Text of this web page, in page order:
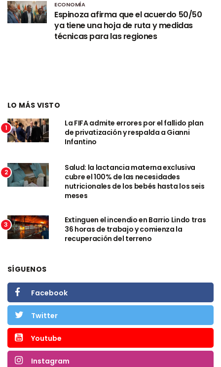
ECONOMÍA
Espinoza afirma que el acuerdo 50/50
ya tiene una hoja de ruta y medidas
técnicas para las regiones
LO MÁS VISTO
1
La FIFA admite errores por el fallido plan
de privatización y respalda a Gianni
Infantino
2
Salud: la lactancia materna exclusiva
cubre el 100% de las necesidades
nutricionales de los bebés hasta los seis
meses
3
Extinguen el incendio en Barrio Lindo tras
36 horas de trabajo y comienza la
recuperación del terreno
SÍGUENOS
Facebook
Twitter
Youtube
Instagram